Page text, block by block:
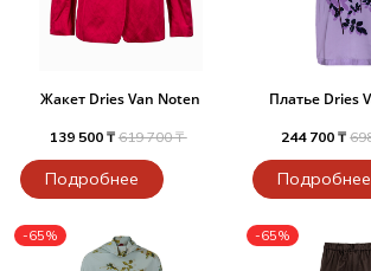
Жакет Dries Van Noten
139 500 ₸ 619 700 ₸
Подробнее
Платье Dries
244 700 ₸
Подробнее
-65% -65%